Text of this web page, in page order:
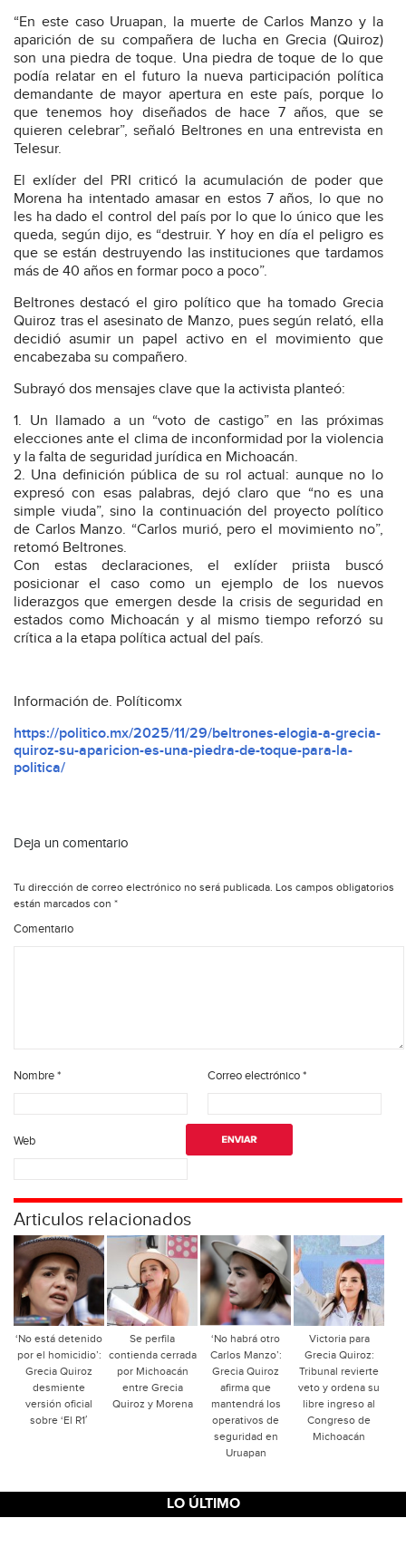
“En este caso Uruapan, la muerte de Carlos Manzo y la
aparición de su compañera de lucha en Grecia (Quiroz)
son una piedra de toque. Una piedra de toque de lo que
podía relatar en el futuro la nueva participación política
demandante de mayor apertura en este país, porque lo
que tenemos hoy diseñados de hace 7 años, que se
quieren celebrar”, señaló Beltrones en una entrevista en
Telesur.
El exlíder del PRI criticó la acumulación de poder que
Morena ha intentado amasar en estos 7 años, lo que no
les ha dado el control del país por lo que lo único que les
queda, según dijo, es “destruir. Y hoy en día el peligro es
que se están destruyendo las instituciones que tardamos
más de 40 años en formar poco a poco”.
Beltrones destacó el giro político que ha tomado Grecia
Quiroz tras el asesinato de Manzo, pues según relató, ella
decidió asumir un papel activo en el movimiento que
encabezaba su compañero.
Subrayó dos mensajes clave que la activista planteó:
Un llamado a un “voto de castigo” en las próximas
elecciones ante el clima de inconformidad por la violencia
y la falta de seguridad jurídica en Michoacán.
Una definición pública de su rol actual: aunque no lo
expresó con esas palabras, dejó claro que “no es una
simple viuda”, sino la continuación del proyecto político
de Carlos Manzo. “Carlos murió, pero el movimiento no”,
retomó Beltrones.
Con estas declaraciones, el exlíder priista buscó
posicionar el caso como un ejemplo de los nuevos
liderazgos que emergen desde la crisis de seguridad en
estados como Michoacán y al mismo tiempo reforzó su
crítica a la etapa política actual del país.
Información de. Políticomx
https://politico.mx/2025/11/29/beltrones-elogia-a-grecia-
quiroz-su-aparicion-es-una-piedra-de-toque-para-la-
politica/
Deja un comentario
Tu dirección de correo electrónico no será publicada. Los campos obligatorios
están marcados con *
Comentario
Nombre* Correo electrónico*
Web
Articulos relacionados
‘No está detenido
por el homicidio’:
Grecia Quiroz
desmiente
versión oficial
sobre ‘El R1′
Se perfila
contienda cerrada
por Michoacán
entre Grecia
Quiroz y Morena
‘No habrá otro
Carlos Manzo’:
Grecia Quiroz
afirma que
mantendrá los
operativos de
seguridad en
Uruapan
Victoria para
Grecia Quiroz:
Tribunal revierte
veto y ordena su
libre ingreso al
Congreso de
Michoacán
LO ÚLTIMO